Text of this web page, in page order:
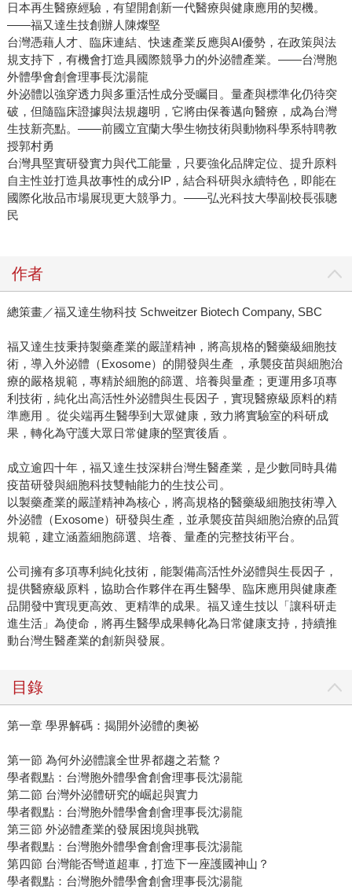
日本再生醫療經驗，有望開創新一代醫療與健康應用的契機。
——福又達生技創辦人陳燦堅
台灣憑藉人才、臨床連結、快速產業反應與AI優勢，在政策與法
規支持下，有機會打造具國際競爭力的外泌體產業。——台灣胞
外體學會創會理事長沈湯龍
外泌體以強穿透力與多重活性成分受矚目。量產與標準化仍待突
破，但隨臨床證據與法規趨明，它將由保養邁向醫療，成為台灣
生技新亮點。——前國立宜蘭大學生物技術與動物科學系特聘教
授郭村勇
台灣具堅實研發實力與代工能量，只要強化品牌定位、提升原料
自主性並打造具故事性的成分IP，結合科研與永續特色，即能在
國際化妝品市場展現更大競爭力。——弘光科技大學副校長張聰
民
作者
總策畫／福又達生物科技 Schweitzer Biotech Company, SBC
福又達生技秉持製藥產業的嚴謹精神，將高規格的醫藥級細胞技
術，導入外泌體（Exosome）的開發與生產 ，承襲疫苗與細胞治
療的嚴格規範，專精於細胞的篩選、培養與量產；更運用多項專
利技術，純化出高活性外泌體與生長因子，實現醫療級原料的精
準應用 。從尖端再生醫學到大眾健康，致力將實驗室的科研成
果，轉化為守護大眾日常健康的堅實後盾 。
成立逾四十年，福又達生技深耕台灣生醫產業，是少數同時具備
疫苗研發與細胞科技雙軸能力的生技公司。
以製藥產業的嚴謹精神為核心，將高規格的醫藥級細胞技術導入
外泌體（Exosome）研發與生產，並承襲疫苗與細胞治療的品質
規範，建立涵蓋細胞篩選、培養、量產的完整技術平台。
公司擁有多項專利純化技術，能製備高活性外泌體與生長因子，
提供醫療級原料，協助合作夥伴在再生醫學、臨床應用與健康產
品開發中實現更高效、更精準的成果。福又達生技以「讓科研走
進生活」為使命，將再生醫學成果轉化為日常健康支持，持續推
動台灣生醫產業的創新與發展。
目錄
第一章 學界解碼：揭開外泌體的奧祕
第一節 為何外泌體讓全世界都趨之若鶩？
學者觀點：台灣胞外體學會創會理事長沈湯龍
第二節 台灣外泌體研究的崛起與實力
學者觀點：台灣胞外體學會創會理事長沈湯龍
第三節 外泌體產業的發展困境與挑戰
學者觀點：台灣胞外體學會創會理事長沈湯龍
第四節 台灣能否彎道超車，打造下一座護國神山？
學者觀點：台灣胞外體學會創會理事長沈湯龍